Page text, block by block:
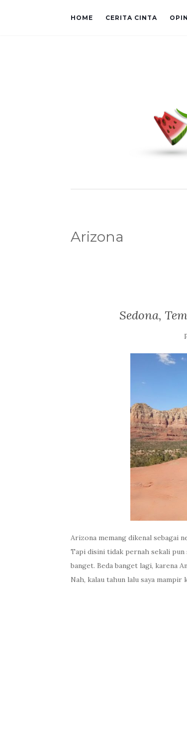
HOME CERITA CINTA
Arizona
Sedona,
Arizona memang dikenal sebagai
Tapi disini tidak pernah sekali pun
banget. Beda banget lagi, karena
Nah, kalau tahun lalu saya